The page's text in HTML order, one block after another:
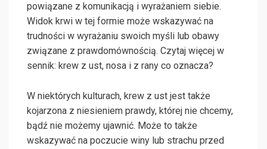
powiązane z komunikacją i wyrażaniem siebie.
Widok krwi w tej formie może wskazywać na
trudności w wyrażaniu swoich myśli lub obawy
związane z prawdomównością. Czytaj więcej w
sennik: krew z ust, nosa i z rany co oznacza?
W niektórych kulturach, krew z ust jest także
kojarzona z niesieniem prawdy, której nie chcemy,
bądź nie możemy ujawnić. Może to także
wskazywać na poczucie winy lub strachu przed